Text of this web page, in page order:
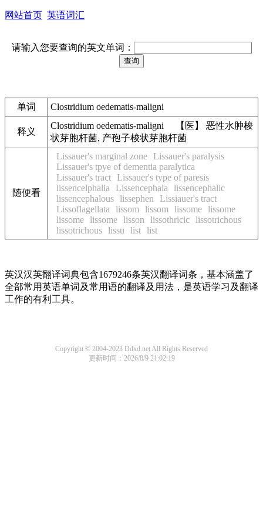
网站首页 英语词汇
请输入您要查询的英文单词：
单词 Clostridium oedematis-maligni
释义
Clostridium oedematis-maligni 【医】 恶性水肿梭
状芽胞杆菌, 产孢子梭状芽胞杆菌
随便看
Lissauer's marginal zone
Lissauer's paralysis
Lissauer's tpye of dementia paralytica
Lissauer's tract
Lissauer's type of paresis
lissencelphalia
Lissencephala
lissencephalic
lissencephalous lissephen
Lissiauer's tract
Lissoflagellata
lissom lissom lissome lissome
lissome lissome lisson lissothricic lissotrichous
lissotrichous lissu list list
英汉汉英翻译词典包含1679246条英汉翻译词条，基本涵盖了
全部常用英语单词及常用语的翻译及用法，是英语学习及翻译
工作的有利工具。
Copyright © 2004-2023 Ddxd.net All Rights Reserved
更新时间：2026/8/9 21:02:19